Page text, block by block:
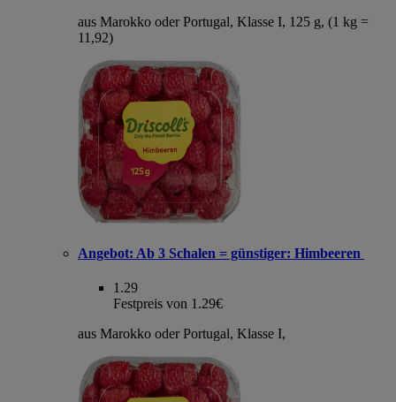
aus Marokko oder Portugal, Klasse I, 125 g, (1 kg =
11,92)
Angebot: Ab 3 Schalen = günstiger: Himbeeren
1.29
Festpreis von 1.29€
aus Marokko oder Portugal, Klasse I,